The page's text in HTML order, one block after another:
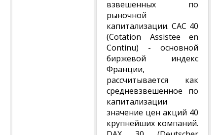
взвешенных по
рыночной
капитализации. CAC 40
(Cotation Assistee en
Continu) - основной
биржевой индекс
Франции,
рассчитывается как
средневзвешенное по
капитализации
значение цен акций 40
крупнейших компаний.